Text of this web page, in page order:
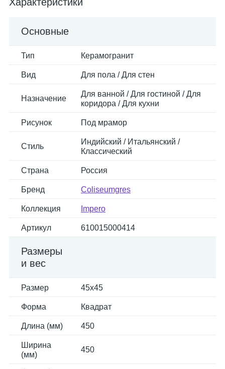
Основные
Тип Керамогранит
Вид Для пола / Для стен
Назначение
Для ванной / Для гостиной / Для
коридора / Для кухни
Рисунок Под мрамор
Стиль
Индийский / Итальянский /
Классический
Страна Россия
Бренд Coliseumgres
Коллекция Impero
Артикул 610015000414
Размеры
и вес
Размер 45x45
Форма Квадрат
Длина (мм) 450
Ширина
(мм)
450